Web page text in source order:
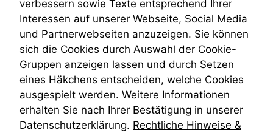
Wiederherstellungsanordnung
Zivilprozessordnung
ZPO
Zustellfiktion
Zuständigkeit
Öffentliches Personalrecht
Öffentlichkeitsprinzip
verbessern sowie Texte entsprechend Ihrer
Interessen auf unserer Webseite, Social Media
und Partnerwebseiten anzuzeigen. Sie können
sich die Cookies durch Auswahl der Cookie-
Gruppen anzeigen lassen und durch Setzen
eines Häkchens entscheiden, welche Cookies
ausgespielt werden. Weitere Informationen
erhalten Sie nach Ihrer Bestätigung in unserer
Datenschutzerklärung. Rechtliche Hinweise &
Marketing
Wir speichern
anonyme Daten ab,
um interne
marketingtechnische
Auswertungen
durchführen zu
können. Diese helfen
uns, unsere Website
zu verbessern.